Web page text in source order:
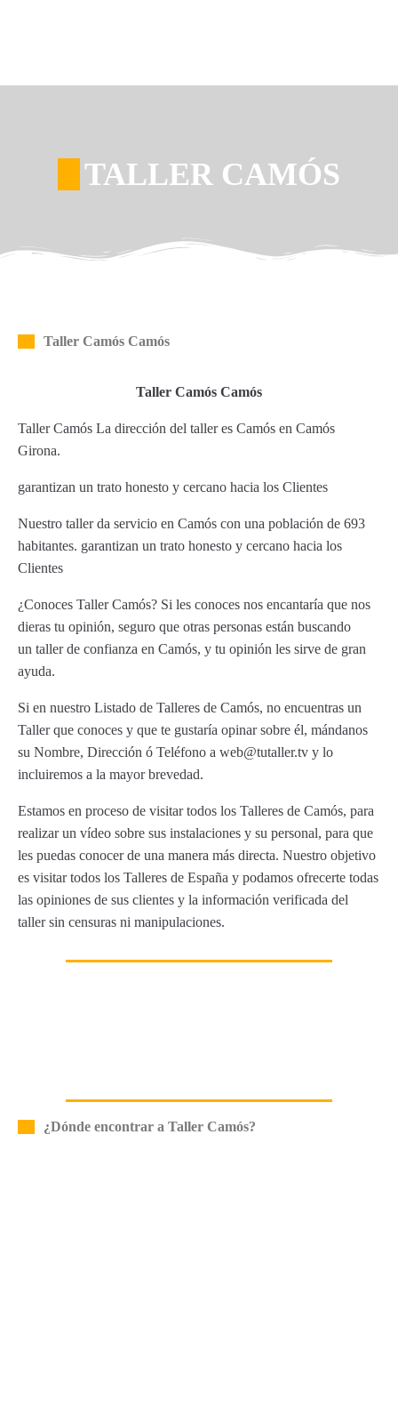
TALLER CAMÓS
Taller Camós Camós
Taller Camós Camós
Taller Camós La dirección del taller es Camós en Camós
Girona.
garantizan un trato honesto y cercano hacia los Clientes
Nuestro taller da servicio en Camós con una población de 693
habitantes. garantizan un trato honesto y cercano hacia los
Clientes
¿Conoces Taller Camós? Si les conoces nos encantaría que nos
dieras tu opinión, seguro que otras personas están buscando
un taller de confianza en Camós, y tu opinión les sirve de gran
ayuda.
Si en nuestro Listado de Talleres de Camós, no encuentras un
Taller que conoces y que te gustaría opinar sobre él, mándanos
su Nombre, Dirección ó Teléfono a web@tutaller.tv y lo
incluiremos a la mayor brevedad.
Estamos en proceso de visitar todos los Talleres de Camós, para
realizar un vídeo sobre sus instalaciones y su personal, para que
les puedas conocer de una manera más directa. Nuestro objetivo
es visitar todos los Talleres de España y podamos ofrecerte todas
las opiniones de sus clientes y la información verificada del
taller sin censuras ni manipulaciones.
¿Dónde encontrar a Taller Camós?